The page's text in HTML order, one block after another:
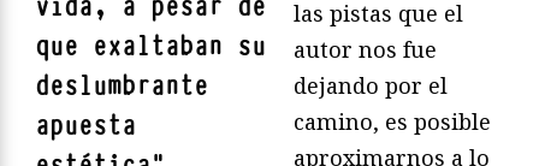
que exaltaban su
deslumbrante
apuesta
las pistas que el
autor nos fue
dejando por el
camino, es posible
aproximarnos a lo